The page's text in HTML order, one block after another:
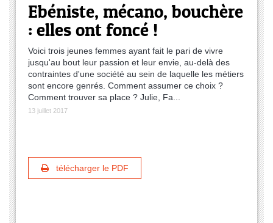
Ebéniste, mécano, bouchère
: elles ont foncé !
Voici trois jeunes femmes ayant fait le pari de vivre
jusqu'au bout leur passion et leur envie, au-delà des
contraintes d'une société au sein de laquelle les métiers
sont encore genrés. Comment assumer ce choix ?
Comment trouver sa place ? Julie, Fa...
13 juillet 2017
télécharger le PDF